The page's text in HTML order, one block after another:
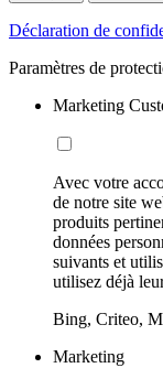
Déclaration de
Paramètres de
Marketing
Avec votre
de notre site
produits
données
suivants et
utilisez déjà
Bing, Criteo,
Marketing